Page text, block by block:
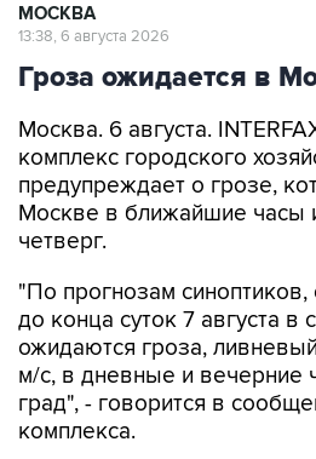
МОСКВА
13:38, 6 августа 2026
Гроза ожидается в
Москва. 6 августа.
комплекс городского
предупреждает о грозе,
Москве в ближайшие часы
четверг.
"По прогнозам синоптиков,
до конца суток 7 августа в
ожидаются гроза,
м/с, в дневные и вечерние
град", - говорится в
комплекса.